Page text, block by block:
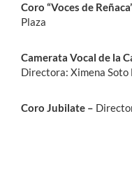
Coro “Voces de
Plaza
Camerata Vocal de la
Directora: Ximena Soto
Coro Jubilate –